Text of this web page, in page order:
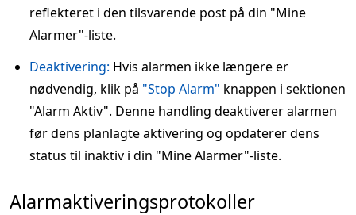
reflekteret i den tilsvarende post på din "Mine
Alarmer"-liste.
Deaktivering: Hvis alarmen ikke længere er
nødvendig, klik på "Stop Alarm" knappen i sektionen
"Alarm Aktiv". Denne handling deaktiverer alarmen
før dens planlagte aktivering og opdaterer dens
status til inaktiv i din "Mine Alarmer"-liste.
Alarmaktiveringsprotokoller